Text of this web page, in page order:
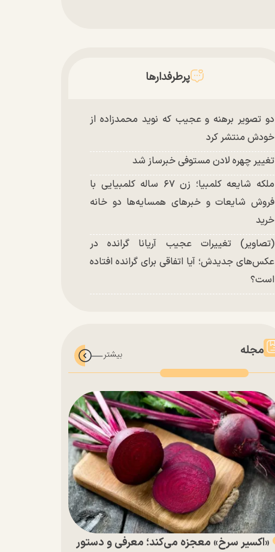
پرطرفدارها
دو تصویر برهنه و عجیب که نوید محمدزاده از
خودش منتشر کرد
تغییر چهره لادن مستوفی خبرساز شد
ملکه شایعه کلمبیا؛ زن ۶۷ ساله کلمبیایی با
فروش شایعات و خبر‌های همسایه‌ها دو خانه
خرید
(تصاویر) تغییرات عجیب آریانا گرانده در
عکس‌های جدیدش؛ آیا اتفاقی برای گرانده افتاده
است؟
مجله
«اکسیر سرخ» معجزه می‌کند؛ معرفی و دستور